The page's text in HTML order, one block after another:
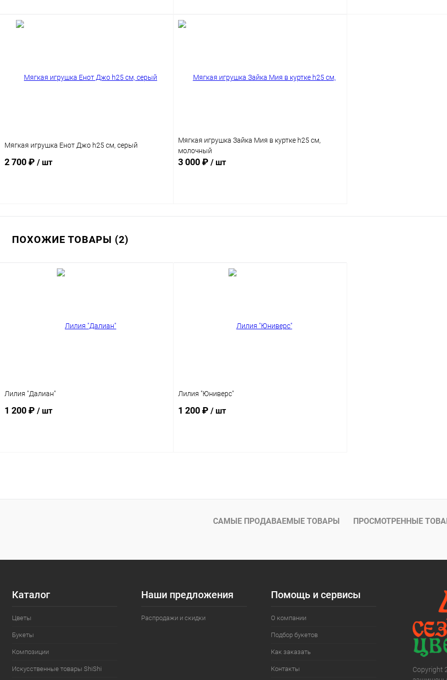
В корзину В корзину
Мягкая игрушка Енот Джо h25 см, серый
2 700 ₽ / шт
Мягкая игрушка Зайка Мия в куртке h25 см,
молочный
3 000 ₽ / шт
ПОХОЖИЕ ТОВАРЫ (2)
Лилия "Далиан"
1 200 ₽ / шт
Лилия "Юниверс"
1 200 ₽ / шт
САМЫЕ ПРОДАВАЕМЫЕ ТОВАРЫ ПРОСМОТРЕННЫЕ
Каталог
Цветы
Букеты
Композиции
Искусственные товары ShiShi
Наши предложения
Распродажи и скидки
Помощь и сервисы
О компании
Подбор букетов
Как заказать
Контакты
Copyright